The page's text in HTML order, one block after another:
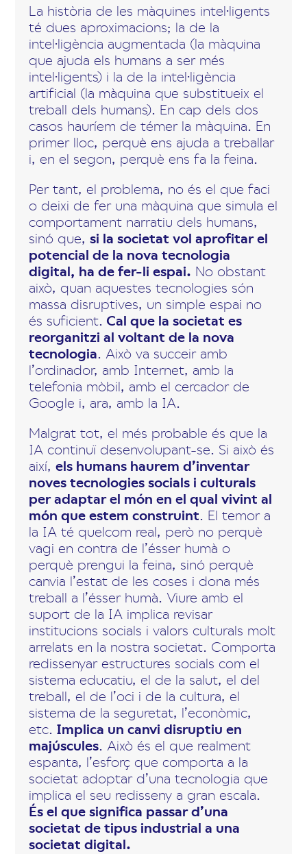
La història de les màquines intel·ligents
té dues aproximacions; la de la
intel·ligència augmentada (la màquina
que ajuda els humans a ser més
intel·ligents) i la de la intel·ligència
artificial (la màquina que substitueix el
treball dels humans). En cap dels dos
casos hauríem de témer la màquina. En
primer lloc, perquè ens ajuda a treballar
i, en el segon, perquè ens fa la feina.
Per tant, el problema, no és el que faci
o deixi de fer una màquina que simula el
comportament narratiu dels humans,
sinó que,si la societat vol aprofitar el
potencial de la nova tecnologia
digital, ha de fer-li espai. No obstant
això, quan aquestes tecnologies són
massa disruptives, un simple espai no
és suficient. Cal que la societat es
reorganitzi al voltant de la nova
tecnologia. Això va succeir amb
l’ordinador, amb Internet, amb la
telefonia mòbil, amb el cercador de
Google i, ara, amb la IA.
Malgrat tot, el més probable és que la
IA continuï desenvolupant-se. Si això és
així,els humans haurem d’inventar
noves tecnologies socials i culturals
per adaptar el món en el qual vivint al
món que estem construint. El temor a
la IA té quelcom real, però no perquè
vagi en contra de l’ésser humà o
perquè prengui la feina, sinó perquè
canvia l’estat de les coses i dona més
treball a l’ésser humà. Viure amb el
suport de la IA implica revisar
institucions socials i valors culturals molt
arrelats en la nostra societat. Comporta
redissenyar estructures socials com el
sistema educatiu, el de la salut, el del
treball, el de l’oci i de la cultura, el
sistema de la seguretat, l’econòmic,
etc. Implica un canvi disruptiu en
majúscules. Això és el que realment
espanta, l’esforç que comporta a la
societat adoptar d’una tecnologia que
implica el seu redisseny a gran escala.
És el que significa passar d’una
societat de tipus industrial a una
societat digital.